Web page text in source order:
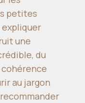
petites
une
du
au jargon